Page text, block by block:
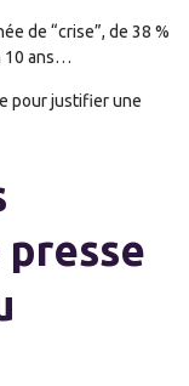
de “crise”, de 38 %
10 ans…
pour justifier une
presse